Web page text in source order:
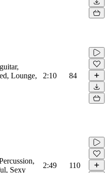
Lounge,
2:10 84
Sexy
2:49 110